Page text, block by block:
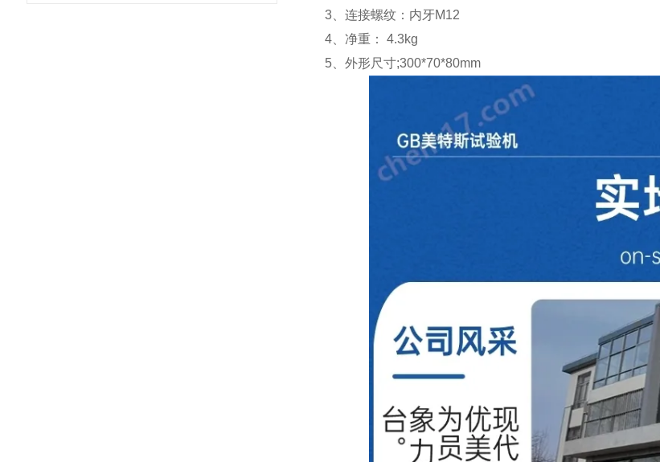
3 、连接螺纹：内牙M12
4 、净重：
4.3kg
5 、外形尺寸;300*70*80mm